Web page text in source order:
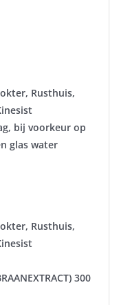
Rusthuis,
bij voorkeur op
glas water
Rusthuis,
300